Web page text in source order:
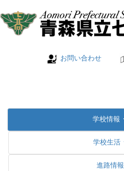
お問い合わせ
学校情報
学校生活
進路情報